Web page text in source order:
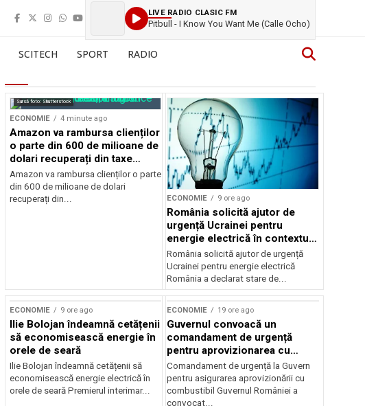
LIVE RADIO CLASIC FM
Pitbull - I Know You Want Me (Calle Ocho)
SCITECH SPORT RADIO
Sursă foto: Shutterstock
ECONOMIE 4 minute ago
Amazon va rambursa clienților
o parte din 600 de milioane de
dolari recuperați din taxe
vamale
Amazon va rambursa clienților o parte
din 600 de milioane de dolari
recuperați din...
ECONOMIE 9 ore ago
România solicită ajutor de
urgență Ucrainei pentru
energie electrică în contextul
crizei energetice
România solicită ajutor de urgență
Ucrainei pentru energie electrică
România a declarat stare de...
ECONOMIE 9 ore ago
Ilie Bolojan îndeamnă cetățenii
să economisească energie în
orele de seară
Ilie Bolojan îndeamnă cetățenii să
economisească energie electrică în
orele de seară Premierul interimar...
ECONOMIE 19 ore ago
Guvernul convoacă un
comandament de urgență
pentru aprovizionarea cu
combustibil
Comandament de urgență la Guvern
pentru asigurarea aprovizionării cu
combustibil Guvernul României a
convocat...